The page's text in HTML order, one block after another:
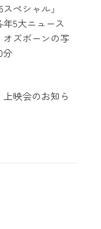
スペシャル」
5大ニュース
オズボーンの写
分
上映会のお知ら